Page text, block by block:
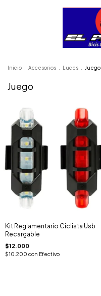
Inicio Accesorios Luces Juego
Juego
Kit Reglamentario Ciclista Usb
Recargable
$12.000
$10.200 con Efectivo